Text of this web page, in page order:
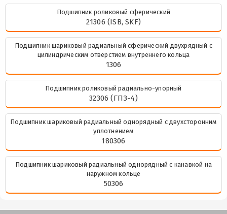
Подшипник роликовый сферический
21306 (ISB, SKF)
Подшипник шариковый радиальный сферический двухрядный с
цилиндрическим отверстием внутреннего кольца
1306
Подшипник роликовый радиально-упорный
32306 (ГПЗ-4)
Подшипник шариковый радиальный однорядный с двухсторонним
уплотнением
180306
Подшипник шариковый радиальный однорядный с канавкой на
наружном кольце
50306